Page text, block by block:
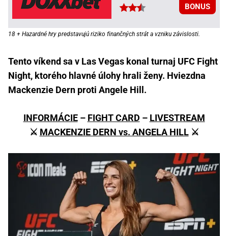
BONUS
18 + Hazardné hry predstavujú riziko finančných strát a vzniku závislosti.
Tento víkend sa v Las Vegas konal turnaj UFC Fight
Night, ktorého hlavné úlohy hrali ženy. Hviezdna
Mackenzie Dern proti Angele Hill.
INFORMÁCIE– FIGHT CARD – LIVESTREAM
⚔️ MACKENZIE DERN vs. ANGELA HILL⚔️